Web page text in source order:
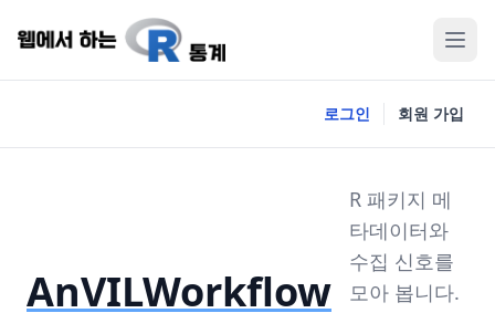
로그인 회원 가입
AnVILWorkflow
R 패키지 메
타데이터와
수집 신호를
모아 봅니다.